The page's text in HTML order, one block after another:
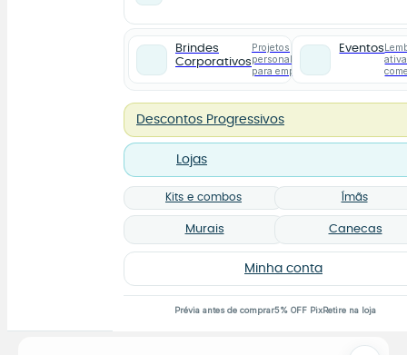
Brindes
Corporativos
Projetos
personalizados
para empresas
Eventos
Descontos Progressivos
Lojas
Kits e combos Ímãs
Murais Canecas
Minha conta
Prévia antes de comprar5% OFF PixRetire na loja